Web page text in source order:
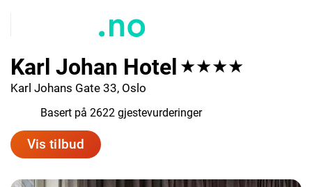
Karl Johan Hotel ★★★★
Karl Johans Gate 33, Oslo
Basert på 2622 gjestevurderinger
Vis tilbud